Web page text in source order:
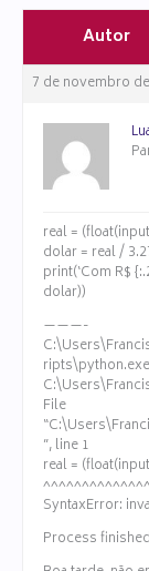
Autor
7 de novembro
real =
dolar = real /
print(‘Com R$
dolar))
———-
ripts\python.exe
File
”, line 1
real =
SyntaxError:
Process